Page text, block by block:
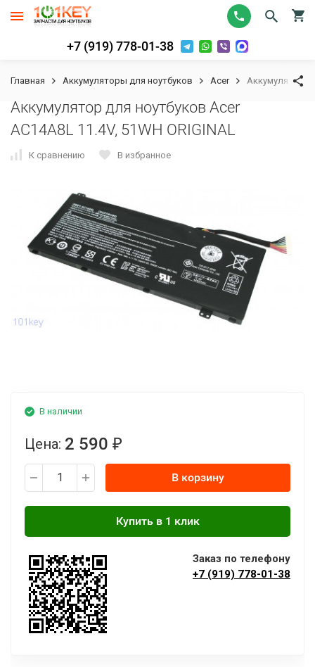
+7 (919) 778-01-38
Главная Аккумуляторы для ноутбуков Acer Аккумулятор
Аккумулятор для ноутбуков Acer
AC14A8L 11.4V, 51WH ORIGINAL
К сравнению В избранное
В наличии
Цена: 2 590 ₽
В корзину
Заказ по телефону
+7 (919) 778-01-38